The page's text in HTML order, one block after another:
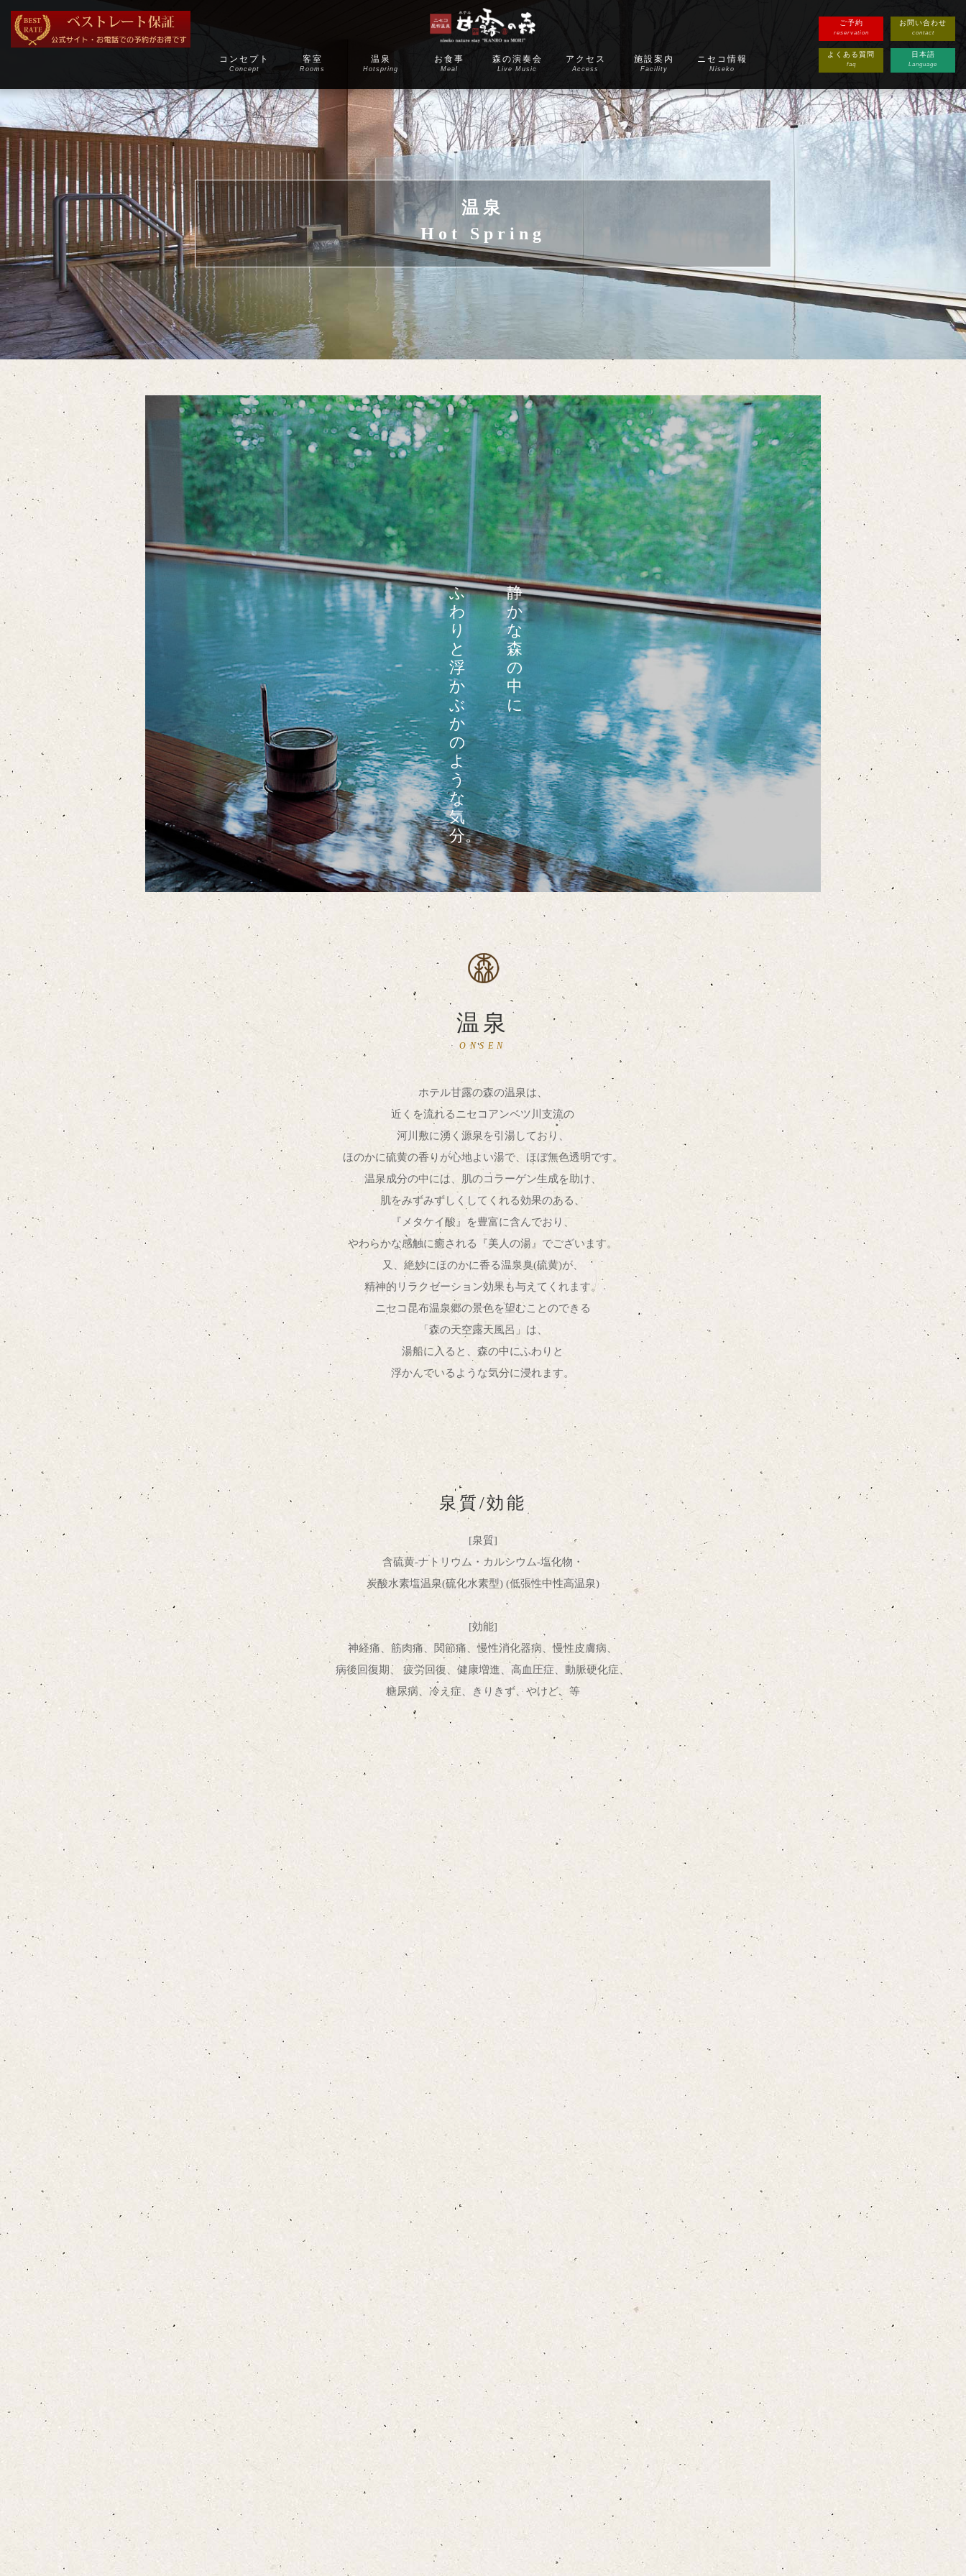
コンセプト
Concept
客室
Rooms
温泉
Hotspring
お食事
Meal
森の演奏会
Live Music
アクセス
Access
施設案内
Facility
ニセコ情報
Niseko
ご予約
reservation
お問い合わせ
contact
よくある質問
faq
日本語
Language
温泉
Hot Spring
静
か
な
森
の
中
に
ふ
わ
り
と
浮
か
ぶ
か
の
よ
う
な
気
分。
温泉
ONSEN
ホテル甘露の森の温泉は、
近くを流れるニセコアンベツ川支流の
河川敷に湧く源泉を引湯しており、
ほのかに硫黄の香りが心地よい湯で、ほぼ無色透明です。
温泉成分の中には、肌のコラーゲン生成を助け、
肌をみずみずしくしてくれる効果のある、
『メタケイ酸』を豊富に含んでおり、
やわらかな感触に癒される『美人の湯』でございます。
又、絶妙にほのかに香る温泉臭(硫黄)が、
精神的リラクゼーション効果も与えてくれます。
ニセコ昆布温泉郷の景色を望むことのできる
「森の天空露天風呂」は、
湯船に入ると、森の中にふわりと
浮かんでいるような気分に浸れます。
泉質/効能
[泉質]
含硫黄-ナトリウム・カルシウム-塩化物・
炭酸水素塩温泉(硫化水素型) (低張性中性高温泉)
[効能]
神経痛、筋肉痛、関節痛、慢性消化器病、慢性皮膚病、
病後回復期、 疲労回復、健康増進、高血圧症、動脈硬化症、
糖尿病、冷え症、きりきず、やけど、等